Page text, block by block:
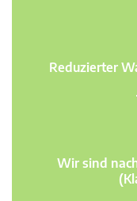
Reduzierter
Wir sind